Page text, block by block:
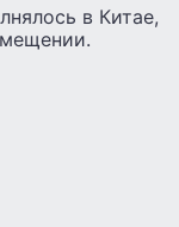
в Китае,